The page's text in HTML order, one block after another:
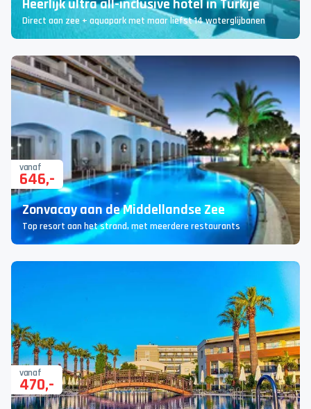
Heerlijk ultra all-inclusive hotel in Turkije
Direct aan zee + aquapark met maar liefst 14 waterglijbanen
vanaf
646,-
Zonvacay aan de Middellandse Zee
Top resort aan het strand, met meerdere restaurants
vanaf
470,-